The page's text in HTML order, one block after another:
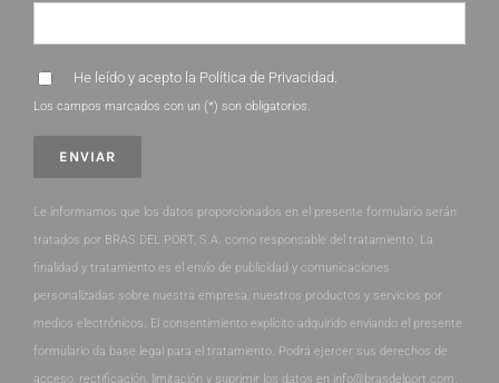
He leído y acepto la Política de Privacidad.
Los campos marcados con un (*) son obligatorios.
Le informamos que los datos proporcionados en el presente formulario serán
tratados por BRAS DEL PORT, S.A. como responsable del tratamiento. La
finalidad y tratamiento es el envío de publicidad y comunicaciones
personalizadas sobre nuestra empresa, nuestros productos y servicios por
medios electrónicos. El consentimiento explícito adquirido enviando el presente
formulario da base legal para el tratamiento. Podrá ejercer sus derechos de
acceso, rectificación, limitación y suprimir los datos en info@brasdelport.com.